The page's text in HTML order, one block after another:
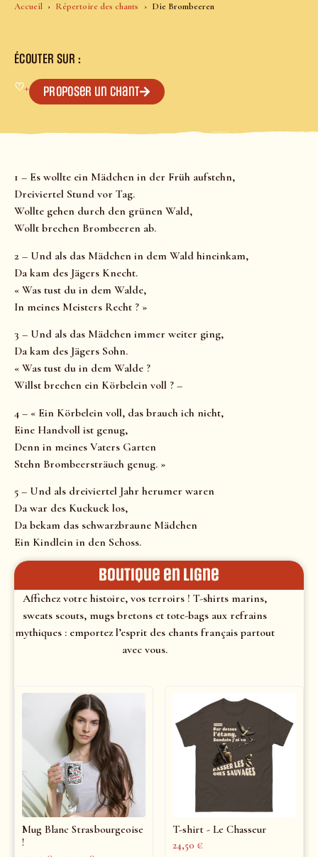
Accueil Répertoire des chants Die Brombeeren
ÉCOUTER SUR :
♡+ Proposer un chant
1 – Es wollte ein Mädchen in der Früh aufstehn,
Dreiviertel Stund vor Tag.
Wollte gehen durch den grünen Wald,
Wollt brechen Brombeeren ab.
2 – Und als das Mädchen in dem Wald hineinkam,
Da kam des Jägers Knecht.
« Was tust du in dem Walde,
In meines Meisters Recht ? »
3 – Und als das Mädchen immer weiter ging,
Da kam des Jägers Sohn.
« Was tust du in dem Walde ?
Willst brechen ein Körbelein voll ? –
4 – « Ein Körbelein voll, das brauch ich nicht,
Eine Handvoll ist genug,
Denn in meines Vaters Garten
Stehn Brombeersträuch genug. »
5 – Und als dreiviertel Jahr herumer waren
Da war des Kuckuck los,
Da bekam das schwarzbraune Mädchen
Ein Kindlein in den Schoss.
Boutique en ligne
Affichez votre histoire, vos terroirs ! T-shirts marins,
sweats scouts, mugs bretons et tote-bags aux refrains
mythiques : emportez l’esprit des chants français partout
avec vous.
Mug Blanc Strasbourgeoise
!
T-shirt - Le Chasseur
24,50 €